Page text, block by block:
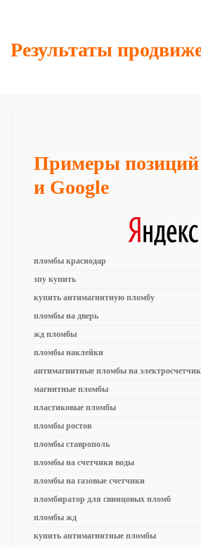
Результаты
Примеры позиций
и Google
пломбы краснодар
зпу купить
купить антимагнитную пломбу
пломбы на дверь
жд пломбы
пломбы наклейки
антимагнитные пломбы на электросчетчик
магнитные пломбы
пластиковые пломбы
пломбы ростов
пломбы ставрополь
пломбы на счетчики воды
пломбы на газовые счетчики
пломбиратор для свинцовых пломб
пломбы жд
купить антимагнитные пломбы